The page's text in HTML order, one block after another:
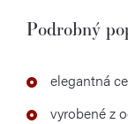
Podrobný
elegantná
vyrobené z